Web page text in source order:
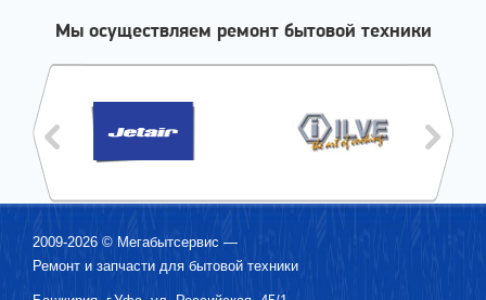
Мы осуществляем ремонт бытовой техники
2009-2026 © Мегабытсервис —
Ремонт и запчасти для бытовой техники